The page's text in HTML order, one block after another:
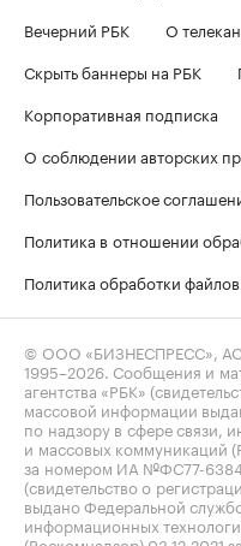
Вечерний РБК
О
Скрыть баннеры на РБК
Корпоративная подписка
О соблюдении авторских
Пользовательское
Политика в отношении
Политика обработки
© ООО «БИЗНЕСПРЕСС»,
1995–2026 . Сообщения и
агентства «РБК»
массовой информации
по надзору в сфере связи,
и массовых коммуникаций
за номером ИА №ФС77-
(свидетельство о
выдано Федеральной
информационных